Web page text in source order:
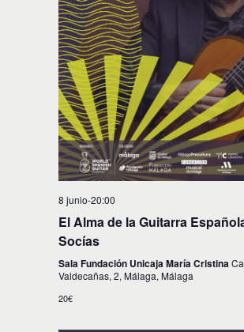
8 junio-20:00
El Alma de la Guitarra
Socías
Sala Fundación Unicaja María Cristina
Valdecañas, 2, Málaga, Málaga
20€